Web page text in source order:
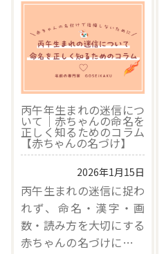
丙午年生まれの迷信につ
いて｜赤ちゃんの命名を
正しく知るためのコラム
【赤ちゃんの名づけ】
2026年1月15日
丙午生まれの迷信に捉わ
れず、命名・漢字・画
数・読み方を大切にする
赤ちゃんの名づけについ